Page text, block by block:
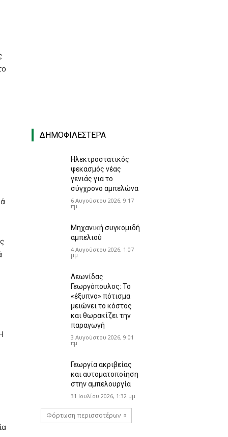
ΔΗΜΟΦΙΛΈΣΤΕΡΑ
Ηλεκτροστατικός
ψεκασμός νέας
γενιάς για το
σύγχρονο αμπελώνα
6 Αυγούστου 2026, 9:17
πμ
Μηχανική συγκομιδή
αμπελιού
4 Αυγούστου 2026, 1:07
μμ
Λεωνίδας
Γεωργόπουλος: Το
«έξυπνο» πότισμα
μειώνει το κόστος
και θωρακίζει την
παραγωγή
3 Αυγούστου 2026, 9:01
πμ
Γεωργία ακριβείας
και αυτοματοποίηση
στην αμπελουργία
31 Ιουλίου 2026, 1:32 μμ
Φόρτωση περισσοτέρων